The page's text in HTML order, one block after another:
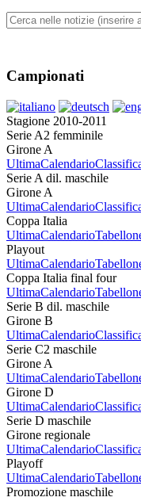
Campionati
Stagione 2010-2011
Serie A2 femminile
Girone A
UltimaCalendario
Serie A dil. maschile
Girone A
UltimaCalendario
Coppa Italia
UltimaCalendario
Playout
UltimaCalendario
Coppa Italia final four
UltimaCalendario
Serie B dil. maschile
Girone B
UltimaCalendario
Serie C2 maschile
Girone A
UltimaCalendario
Girone D
UltimaCalendario
Serie D maschile
Girone regionale
UltimaCalendario
Playoff
UltimaCalendario
Promozione maschile